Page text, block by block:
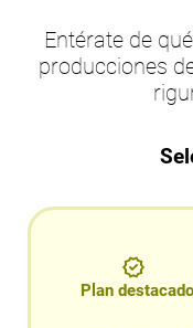
Entérate de
producciones
Plan destacado